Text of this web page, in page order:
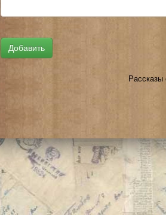
Рассказы